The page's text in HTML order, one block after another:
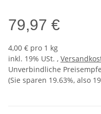
79,97 €
4,00 € pro 1 kg
inkl. 19% USt. ,
Unverbindliche
(Sie sparen 19.63%, also